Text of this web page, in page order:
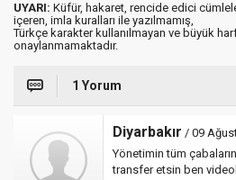
UYARI: Küfür, hakaret, rencide edici
içeren, imla kuralları ile yazılmamış,
Türkçe karakter kullanılmayan ve büyük
onaylanmamaktadır.
1 Yorum
Diyarbakır / 09
Yönetimin tüm
transfer etsin ben